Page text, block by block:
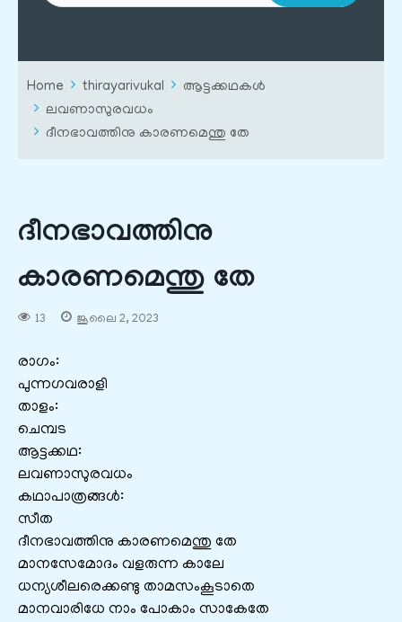
Home thirayarivukal
ആട്ടക്കഥകൾ
ലവണാസുരവധം
ദീനഭാവത്തിനു കാരണമെന്തു തേ
ദീനഭാവത്തിനു
കാരണമെന്തു തേ
13 ജൂലൈ 2, 2023
രാഗം:
പുന്നഗവരാളി
താളം:
ചെമ്പട
ആട്ടക്കഥ:
ലവണാസുരവധം
കഥാപാത്രങ്ങൾ:
സീത
ദീനഭാവത്തിനു കാരണമെന്തു തേ
മാനസേമോദം വളരുന്ന കാലേ
ധന്യശീലരെക്കണ്ടു താമസംകൂടാതെ
മാനവാരിധേ നാം പോകാം സാകേതേ